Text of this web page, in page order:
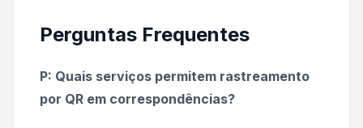
Perguntas Frequentes
P: Quais serviços permitem rastreamento
por QR em correspondências?